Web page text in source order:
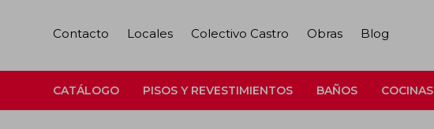
CATÁLOGO PISOS Y REVESTIMIENTOS BAÑOS COCINAS
Contacto Locales Colectivo Castro Obras Blog